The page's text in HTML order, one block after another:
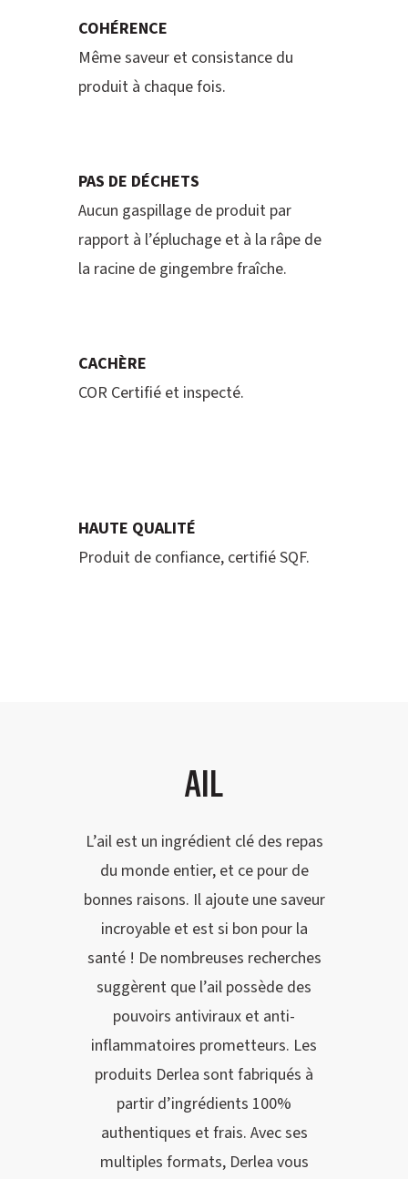
COHÉRENCE
Même saveur et consistance du
produit à chaque fois.
PAS DE DÉCHETS
Aucun gaspillage de produit par
rapport à l’épluchage et à la râpe de
la racine de gingembre fraîche.
CACHÈRE
COR Certifié et inspecté.
HAUTE QUALITÉ
Produit de confiance, certifié SQF.
AIL
L’ail est un ingrédient clé des repas
du monde entier, et ce pour de
bonnes raisons. Il ajoute une saveur
incroyable et est si bon pour la
santé ! De nombreuses recherches
suggèrent que l’ail possède des
pouvoirs antiviraux et anti-
inflammatoires prometteurs. Les
produits Derlea sont fabriqués à
partir d’ingrédients 100%
authentiques et frais. Avec ses
multiples formats, Derlea vous